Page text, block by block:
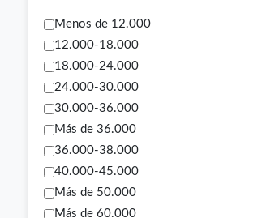
Menos de 12.000
12.000-18.000
18.000-24.000
24.000-30.000
30.000-36.000
Más de 36.000
36.000-38.000
40.000-45.000
Más de 50.000
Más de 60.000